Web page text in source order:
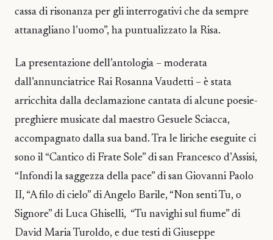
cassa di risonanza per gli interrogativi che da sempre
attanagliano l’uomo”, ha puntualizzato la Risa.
La presentazione dell’antologia – moderata
dall’annunciatrice Rai Rosanna Vaudetti – è stata
arricchita dalla declamazione cantata di alcune poesie-
preghiere musicate dal maestro Gesuele Sciacca,
accompagnato dalla sua band. Tra le liriche eseguite ci
sono il “Cantico di Frate Sole” di san Francesco d’Assisi,
“Infondi la saggezza della pace” di san Giovanni Paolo
II, “A filo di cielo” di Angelo Barile, “Non senti Tu, o
Signore” di Luca Ghiselli, “Tu navighi sul fiume” di
David Maria Turoldo, e due testi di Giuseppe